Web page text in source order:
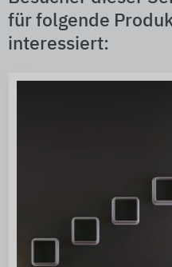
für folgende
interessiert: